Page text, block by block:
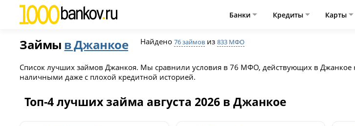
Банки Кредиты Карты
Займы в Джанкое Найдено76 займов из833 МФО
Список лучших займов Джанкоя. Мы сравнили условия в 76 МФО, действующих в Джанкое
наличными даже с плохой кредитной историей.
Топ-4 лучших займа августа 2026 в Джанкое